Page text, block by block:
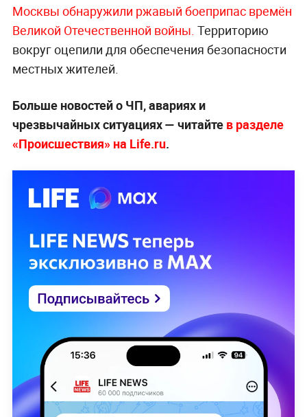
Москвы обнаружили ржавый боеприпас времён
Великой Отечественной войны. Территорию
вокруг оцепили для обеспечения безопасности
местных жителей.
Больше новостей о ЧП, авариях и
чрезвычайных ситуациях — читайте в разделе
«Происшествия» на Life.ru.